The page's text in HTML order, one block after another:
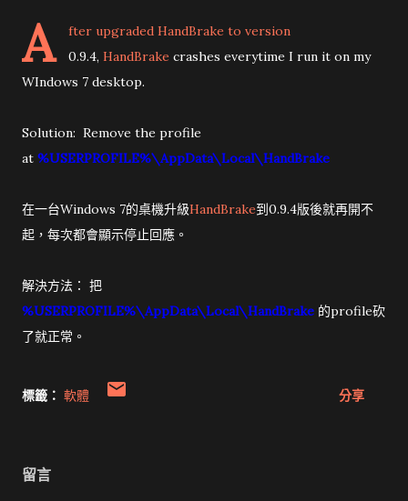
A fter upgraded HandBrake to version
0.9.4, HandBrake crashes everytime I run it on my
WIndows 7 desktop.
Solution: Remove the profile
at %USERPROFILE%\AppData\Local\HandBrake
在一台Windows 7的桌機升級HandBrake到0.9.4版後就再開不
起，每次都會顯示停止回應。
解決方法： 把
%USERPROFILE%\AppData\Local\HandBrake 的profile砍
了就正常。
標籤： 軟體 分享
留言